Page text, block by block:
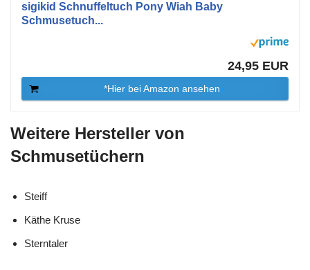
sigikid Schnuffeltuch Pony Wiah Baby
Schmusetuch...
24,95 EUR
*Hier bei Amazon ansehen
Weitere Hersteller von
Schmusetüchern
Steiff
Käthe Kruse
Sterntaler